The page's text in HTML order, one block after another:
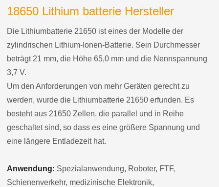
18650 Lithium batterie Hersteller
Die Lithiumbatterie 21650 ist eines der Modelle der
zylindrischen Lithium-Ionen-Batterie. Sein Durchmesser
beträgt 21 mm, die Höhe 65,0 mm und die Nennspannung
3,7 V.
Um den Anforderungen von mehr Geräten gerecht zu
werden, wurde die Lithiumbatterie 21650 erfunden. Es
besteht aus 21650 Zellen, die parallel und in Reihe
geschaltet sind, so dass es eine größere Spannung und
eine längere Entladezeit hat.
Anwendung: Spezialanwendung, Roboter, FTF,
Schienenverkehr, medizinische Elektronik,